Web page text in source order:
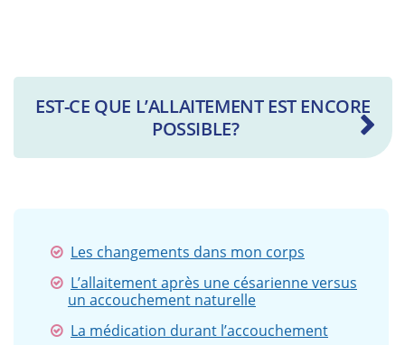
EST-CE QUE L’ALLAITEMENT EST ENCORE
POSSIBLE?
Les changements dans mon corps
L’allaitement après une césarienne versus
un accouchement naturelle
La médication durant l’accouchement